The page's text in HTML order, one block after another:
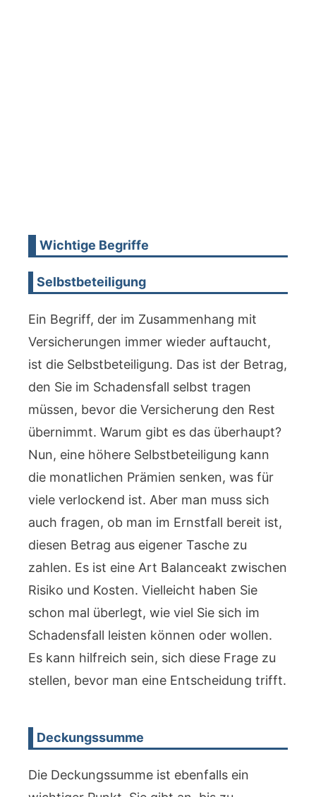
Wichtige Begriffe
Selbstbeteiligung
Ein Begriff, der im Zusammenhang mit
Versicherungen immer wieder auftaucht,
ist die Selbstbeteiligung. Das ist der Betrag,
den Sie im Schadensfall selbst tragen
müssen, bevor die Versicherung den Rest
übernimmt. Warum gibt es das überhaupt?
Nun, eine höhere Selbstbeteiligung kann
die monatlichen Prämien senken, was für
viele verlockend ist. Aber man muss sich
auch fragen, ob man im Ernstfall bereit ist,
diesen Betrag aus eigener Tasche zu
zahlen. Es ist eine Art Balanceakt zwischen
Risiko und Kosten. Vielleicht haben Sie
schon mal überlegt, wie viel Sie sich im
Schadensfall leisten können oder wollen.
Es kann hilfreich sein, sich diese Frage zu
stellen, bevor man eine Entscheidung trifft.
Deckungssumme
Die Deckungssumme ist ebenfalls ein